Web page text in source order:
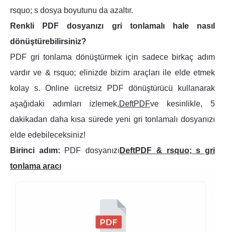
rsquo; s dosya boyutunu da azaltır.
Renkli PDF dosyanızı gri tonlamalı hale nasıl
dönüştürebilirsiniz?
PDF gri tonlama dönüştürmek için sadece birkaç adım
vardır ve & rsquo; elinizde bizim araçları ile elde etmek
kolay s. Online ücretsiz PDF dönüştürücü kullanarak
aşağıdaki adımları izlemek,DeftPDFve kesinlikle, 5
dakikadan daha kısa sürede yeni gri tonlamalı dosyanızı
elde edebileceksiniz!
Birinci adım: PDF dosyanızı DeftPDF & rsquo; s gri
tonlama aracı